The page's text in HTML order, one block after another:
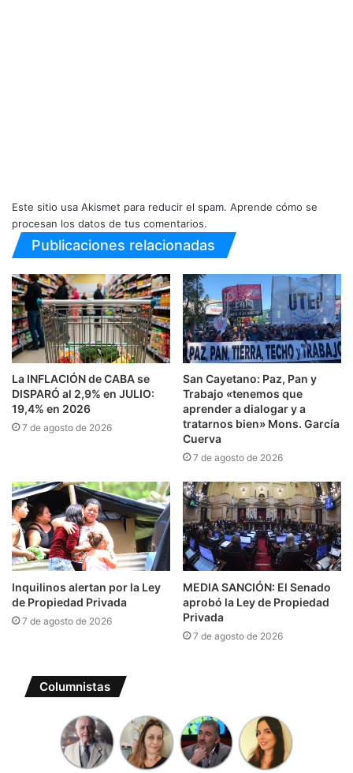
Este sitio usa Akismet para reducir el spam. Aprende cómo se
procesan los datos de tus comentarios.
Publicaciones relacionadas
La INFLACIÓN de CABA se
DISPARÓ al 2,9% en JULIO:
19,4% en 2026
7 de agosto de 2026
San Cayetano: Paz, Pan y
Trabajo «tenemos que
aprender a dialogar y a
tratarnos bien» Mons. García
Cuerva
7 de agosto de 2026
Inquilinos alertan por la Ley
de Propiedad Privada
7 de agosto de 2026
MEDIA SANCIÓN: El Senado
aprobó la Ley de Propiedad
Privada
7 de agosto de 2026
Columnistas